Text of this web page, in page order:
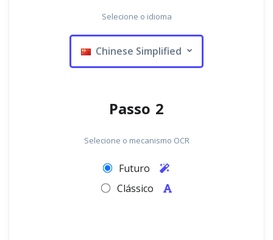
Selecione o idioma
Chinese Simplified
Passo 2
Selecione o mecanismo OCR
Futuro
Clássico